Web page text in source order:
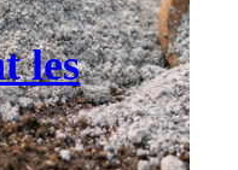
les